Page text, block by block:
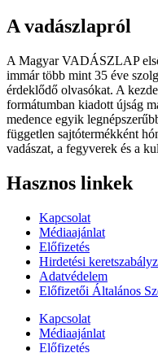
A vadászlapról
A Magyar VADÁSZLAP
immár több mint 35 éve
érdeklődő olvasókat. A
formátumban kiadott újság
medence egyik
független sajtótermékként
vadászat, a fegyverek és a
Hasznos linkek
Kapcsolat
Médiaajánlat
Előfizetés
Hirdetési
Adatvédelem
Előfizetői Általános
Kapcsolat
Médiaajánlat
Előfizetés